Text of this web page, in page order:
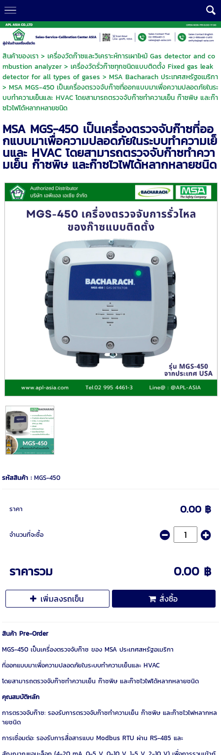
สินค้าของเรา> เครื่องวัดก๊าซและวิเคราะห์การเผาไหม้ Gas detector and co
mbustion analyzer> เครื่องวัดรั่วก๊าซทุกชนิดแบบติดตั้ง Fixed gas leak
detector for all types of gases > MSA Bacharach ประเทศสหรัฐอเมริกา
> MSA MGS-450 เป็นเครื่องตรวจจับก๊าซที่ออกแบบมาเพื่อความปลอดภัยในระ
บบทำความเย็นและ HVAC โดยสามารถตรวจจับก๊าซทำความเย็น ก๊าซพิษ และก๊า
ซไวไฟได้หลากหลายชนิด
MSA MGS-450 เป็นเครื่องตรวจจับก๊าซที่ออ
กแบบมาเพื่อความปลอดภัยในระบบทำความเย็
นและ HVAC โดยสามารถตรวจจับก๊าซทำควา
มเย็น ก๊าซพิษ และก๊าซไวไฟได้หลากหลายชนิด
รหัสสินค้า :MGS-450
ราคา 0.00 ฿
จำนวนที่จะซื้อ
ราคารวม 0.00 ฿
เพิ่มลงรถเข็น สั่งซื้อ
สินค้า Pre-Order
MGS-450 เป็นเครื่องตรวจจับก๊าซ ของ MSA ประเทศสหรัฐอเมริกา
ที่ออกแบบมาเพื่อความปลอดภัยในระบบทำความเย็นและ HVAC
โดยสามารถตรวจจับก๊าซทำความเย็น ก๊าซพิษ และก๊าซไวไฟได้หลากหลายชนิด
คุณสมบัติหลัก
การตรวจจับก๊าซ: รองรับการตรวจจับก๊าซทำความเย็น ก๊าซพิษ และก๊าซไวไฟหลากหล
ายชนิด
การเชื่อมต่อ: รองรับการสื่อสารแบบ Modbus RTU ผ่าน RS-485 และ